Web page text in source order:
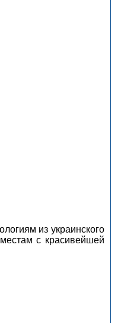
из украинского
с красивейшей